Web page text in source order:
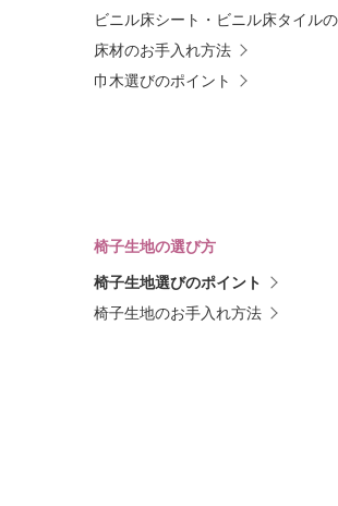
ビニル床シート・ビニル床タイル
床材のお手入れ方法
巾木選びのポイント
椅子生地の選び方
椅子生地選びのポイント
椅子生地のお手入れ方法